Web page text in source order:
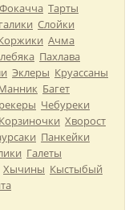
Фокачча Тарты
Слойки
Ачма
Пахлава
Эклеры Круассаны
Багет
Чебуреки
Корзиночки Хворост
Панкейки
Галеты
Хычины Кыстыбый